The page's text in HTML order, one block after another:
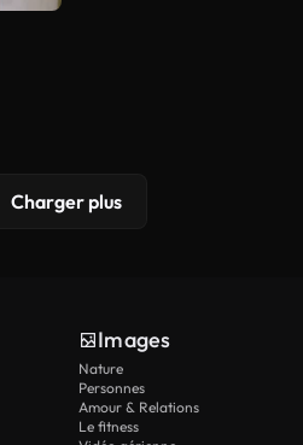
Charger plus
Images
Nature
Personnes
Amour & Relations
Le fitness